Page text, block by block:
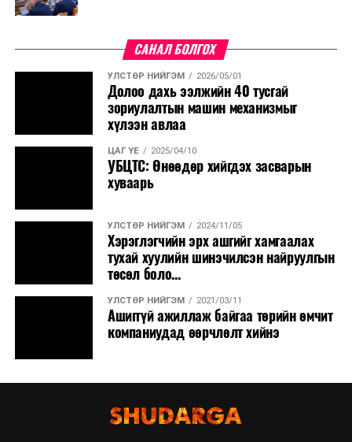
САНАЛ БОЛГОХ
УЛСТӨР НИЙГЭМ 2026/05/01
Долоо дахь ээлжийн 40 тусгай
зориулалтын машин механизмыг
хүлээн авлаа
ЦАГ ҮЕ 2025/04/10
УБЦТС: Өнөөдөр хийгдэх засварын
хуваарь
УЛСТӨР НИЙГЭМ 2024/11/05
Хэрэглэгчийн эрх ашгийг хамгаалах
тухай хуулийн шинэчилсэн найруулгын
төсөл боло...
УЛСТӨР НИЙГЭМ 2021/03/11
Ашиггүй ажиллаж байгаа төрийн өмчит
компаниудад өөрчлөлт хийнэ